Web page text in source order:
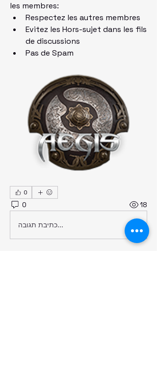
les membres:
Respectez les autres membres
Evitez les Hors-sujet dans les fils
de discussions
Pas de Spam
0
0 18
כתיבת תגובה...